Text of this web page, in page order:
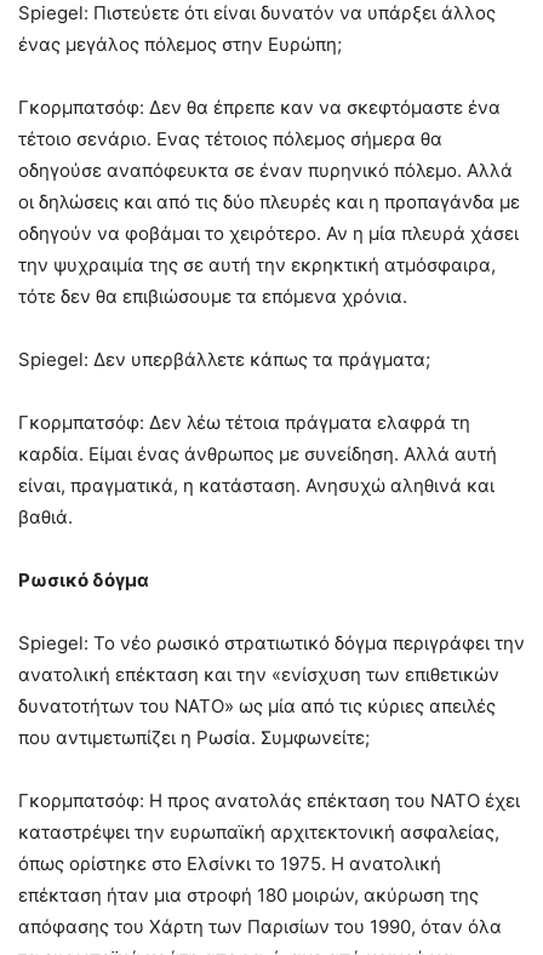
Spiegel: Πιστεύετε ότι είναι δυνατόν να υπάρξει άλλος
ένας μεγάλος πόλεμος στην Ευρώπη;
Γκορμπατσόφ: Δεν θα έπρεπε καν να σκεφτόμαστε ένα
τέτοιο σενάριο. Ενας τέτοιος πόλεμος σήμερα θα
οδηγούσε αναπόφευκτα σε έναν πυρηνικό πόλεμο. Αλλά
οι δηλώσεις και από τις δύο πλευρές και η προπαγάνδα με
οδηγούν να φοβάμαι το χειρότερο. Αν η μία πλευρά χάσει
την ψυχραιμία της σε αυτή την εκρηκτική ατμόσφαιρα,
τότε δεν θα επιβιώσουμε τα επόμενα χρόνια.
Spiegel: Δεν υπερβάλλετε κάπως τα πράγματα;
Γκορμπατσόφ: Δεν λέω τέτοια πράγματα ελαφρά τη
καρδία. Είμαι ένας άνθρωπος με συνείδηση. Αλλά αυτή
είναι, πραγματικά, η κατάσταση. Ανησυχώ αληθινά και
βαθιά.
Ρωσικό δόγμα
Spiegel: Το νέο ρωσικό στρατιωτικό δόγμα περιγράφει την
ανατολική επέκταση και την «ενίσχυση των επιθετικών
δυνατοτήτων του ΝΑΤΟ» ως μία από τις κύριες απειλές
που αντιμετωπίζει η Ρωσία. Συμφωνείτε;
Γκορμπατσόφ: Η προς ανατολάς επέκταση του ΝΑΤΟ έχει
καταστρέψει την ευρωπαϊκή αρχιτεκτονική ασφαλείας,
όπως ορίστηκε στο Ελσίνκι το 1975. Η ανατολική
επέκταση ήταν μια στροφή 180 μοιρών, ακύρωση της
απόφασης του Χάρτη των Παρισίων του 1990, όταν όλα